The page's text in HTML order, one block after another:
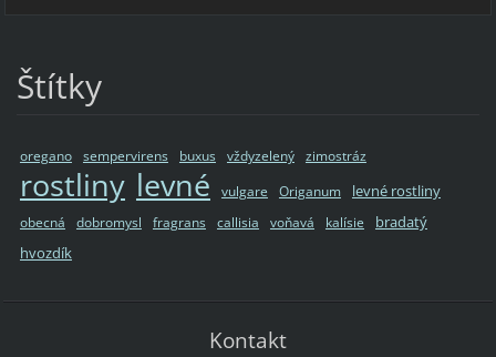
Štítky
oregano sempervirens buxus vždyzelený zimostráz
rostliny levné vulgare Origanum levné rostliny
obecná dobromysl fragrans callisia voňavá kalísie
bradatý
hvozdík
Kontakt